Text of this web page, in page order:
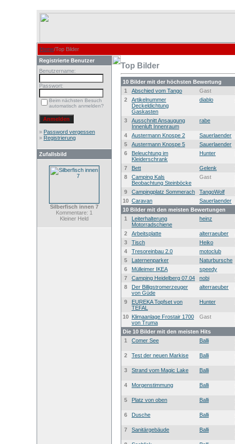
Home/Top Bilder
Registrierte Benutzer
Benutzername:
Passwort:
Beim nächsten Besuch
automatisch anmelden?
» Password vergessen
» Registrierung
Zufallsbild
Silberfisch innen 7
Kommentare: 1
Kleiner Held
Top Bilder
10 Bilder mit der höchsten Bewertung
1
Abschied vom Tango Gast
2
Artikelnummer
Deckeldichtung
Gaskasten
diablo
3
Ausschnitt Ansaugung
Innenluft Innenraum
rabe
4 Austermann Knospe 2 Sauerlaender
5
Austermann Knospe 5 Sauerlaender
6
Beleuchtung im
Kleiderschrank
Hunter
7 Bett Gelenk
8
Camping Kals
Beobachtung Steinböcke
Gast
9 Campingplatz Sommerach TangoWolf
10 Caravan Sauerlaender
10 Bilder mit den meisten Bewertungen
1
Leiterhalterung
Motorradschiene
heinz
2 Arbeitsplatte alterraeuber
3
Tisch Heiko
4
Tresoreinbau 2.0 motoclub
5
Laternenparker Naturbursche
6
Mülleimer IKEA speedy
7
Camping Heidelberg 07.04 nobi
8
Der Billigstromerzeuger
von Güde
alterraeuber
9
EUREKA Topfset von
TEFAL
Hunter
10 Klimaanlage Frostair 1700
von Truma
Gast
Die 10 Bilder mit den meisten Hits
1
Comer See Balli
2 Test der neuen Markise Balli
3 Strand vom Magic Lake Balli
4 Morgenstimmung Balli
5 Platz von oben Balli
6 Dusche Balli
7 Sanitärgebäude Balli